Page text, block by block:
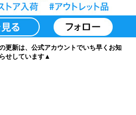
更新は、公式アカウントでいち早くお知
らせしています▲